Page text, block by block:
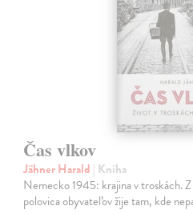
Čas vlkov
Jähner Harald | Kniha
Nemecko 1945: krajina v troskách.
polovica obyvateľov žije tam, kde